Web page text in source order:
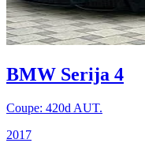
BMW Serija 4
Coupe: 420d AUT.
2017